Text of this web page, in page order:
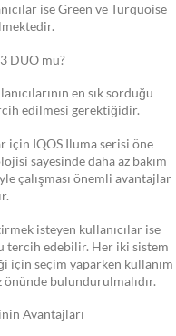
ise Green ve Turquoise
DUO mu?
en sık sorduğu
edilmesi gerektiğidir.
için IQOS Iluma serisi öne
sayesinde daha az bakım
çalışması önemli avantajlar
isteyen kullanıcılar ise
tercih edebilir. Her iki sistem
için seçim yaparken kullanım
önünde bulundurulmalıdır.
Avantajları